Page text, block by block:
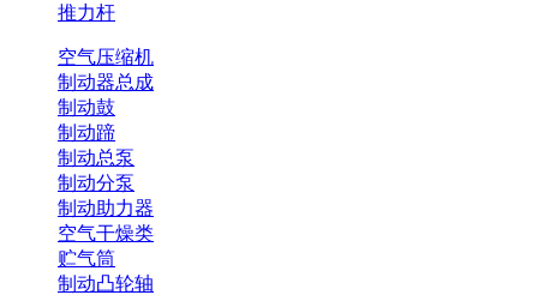
推力杆
空气压缩机
制动器总成
制动鼓
制动蹄
制动总泵
制动分泵
制动助力器
空气干燥类
贮气筒
制动凸轮轴